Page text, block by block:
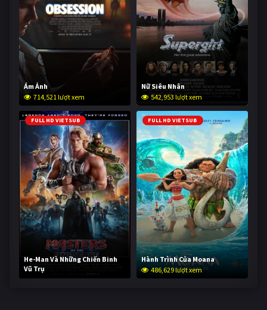
Ám Ảnh
714,521 lượt xem
Nữ Siêu Nhân
542,953 lượt xem
FULL HD VIETSUB
He-Man Và Những Chiến Binh
Vũ Trụ
234,861 lượt xem
FULL HD VIETSUB
Hành Trình Của Moana
486,629 lượt xem